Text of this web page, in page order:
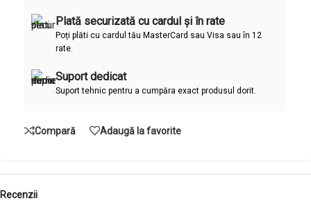
Plată securizată cu cardul și în rate
Poți plăti cu cardul tău MasterCard sau Visa sau în 12
rate.
Suport dedicat
Suport tehnic pentru a cumpăra exact produsul dorit.
Compară Adaugă la favorite
Recenzii